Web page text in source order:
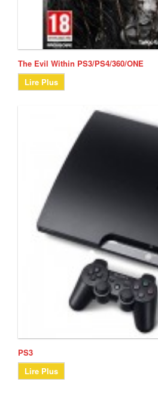
The Evil Within PS3/PS4/360/ONE
Lire Plus
PS3
Lire Plus